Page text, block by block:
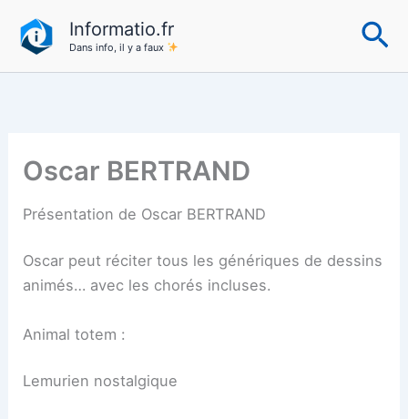
contenu
Informatio.fr
Dans info, il y a faux
Oscar BERTRAND
Présentation de Oscar BERTRAND
Oscar peut réciter tous les génériques de dessins
animés… avec les chorés incluses.
Animal totem :
Lemurien nostalgique